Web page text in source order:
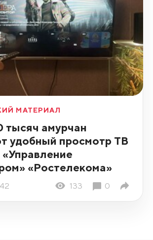
МАТЕРИАЛ
тысяч амурчан
удобный просмотр ТВ
«Ростелекома»
133 0